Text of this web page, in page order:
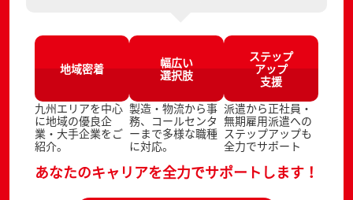
地域密着
九州エリアを中心
に地域の優良企
業・大手企業をご
紹介。
幅広い
選択肢
製造・物流から事
務、コールセンタ
ーまで多様な職種
に対応。
ステップ
アップ
支援
派遣から正社員・
無期雇用派遣への
ステップアップも
全力でサポート
あなたのキャリアを全力でサポートします！